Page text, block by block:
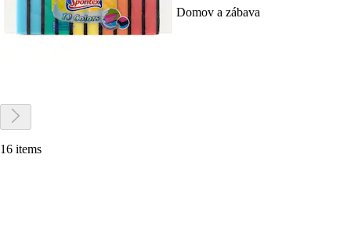
Domov a zábava
16 items